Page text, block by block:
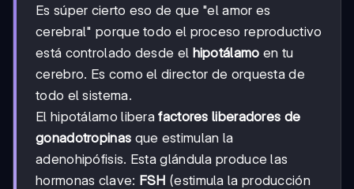
Es súper cierto eso de que "el amor es
cerebral" porque todo el proceso reproductivo
está controlado desde el hipotálamo en tu
cerebro. Es como el director de orquesta de
todo el sistema.
El hipotálamo liberafactores liberadores de
gonadotropinas que estimulan la
adenohipófisis. Esta glándula produce las
hormonas clave: FSH (estimula la producción